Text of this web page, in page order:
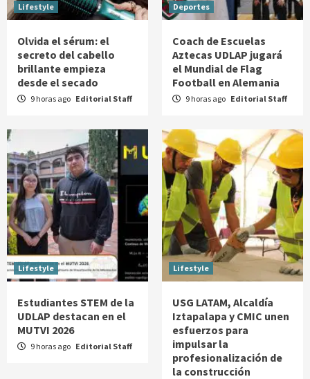
Lifestyle
Olvida el sérum: el
secreto del cabello
brillante empieza
desde el secado
9 horas ago Editorial Staff
Deportes
Coach de Escuelas
Aztecas UDLAP jugará
el Mundial de Flag
Football en Alemania
9 horas ago Editorial Staff
Lifestyle
Estudiantes STEM de la
UDLAP destacan en el
MUTVI 2026
9 horas ago Editorial Staff
Lifestyle
USG LATAM, Alcaldía
Iztapalapa y CMIC unen
esfuerzos para
impulsar la
profesionalización de
la construcción